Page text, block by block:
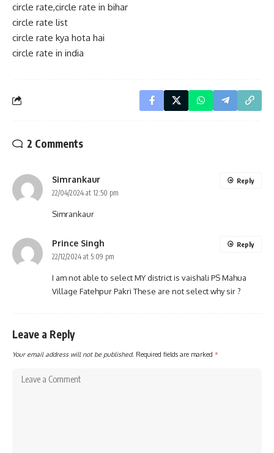
circle rate,circle rate in bihar
circle rate list
circle rate kya hota hai
circle rate in india
2 Comments
Simrankaur
22/04/2024 at 12:50 pm
Simrankaur
Reply
Prince Singh
22/12/2024 at 5:09 pm
I am not able to select MY district is vaishali PS Mahua
Village Fatehpur Pakri These are not select why sir ?
Reply
Leave a Reply
Your email address will not be published. Required fields are marked *